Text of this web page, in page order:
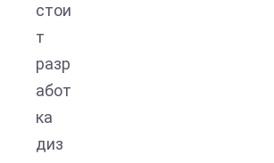
стои
т
разр
абот
ка
диз